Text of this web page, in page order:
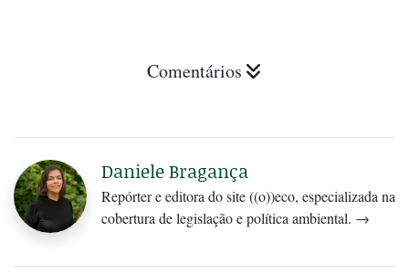
Comentários
Daniele Bragança
Repórter e editora do site ((o))eco, especializada na
cobertura de legislação e política ambiental. →